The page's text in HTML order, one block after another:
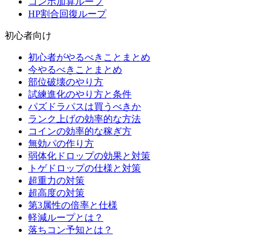
HP割合回復ループ
初心者向け
初心者がやるべきことまとめ
今やるべきことまとめ
部位破壊のやり方
試練進化のやり方と条件
パズドラパスは買うべきか
ランク上げの効率的な方法
コインの効率的な稼ぎ方
無効パの作り方
弱体化ドロップの効果と対策
トゲドロップの仕様と対策
超重力の対策
超高度の対策
第3属性の倍率と仕様
軽減ループとは？
落ちコン予知とは？